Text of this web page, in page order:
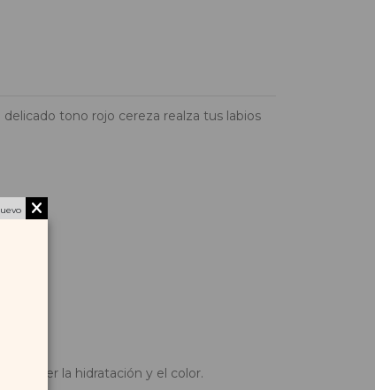
tono rojo cereza realza tus labios
la hidratación y el color.